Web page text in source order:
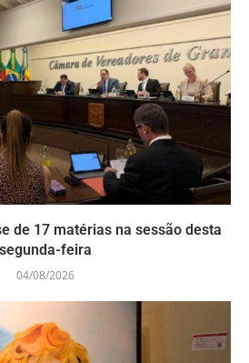
de 17 matérias na sessão desta
segunda-feira
04/08/2026